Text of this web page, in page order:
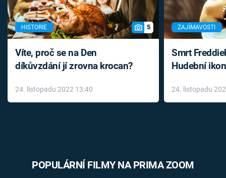
HISTORIE 5
Víte, proč se na Den
díkůvzdání jí zrovna krocan?
24. listopadu 2022 13:40
ZAJÍMAVOSTI
Smrt
Hudební
léky
24. listopadu
POPULÁRNÍ FILMY NA PRIMA ZOOM